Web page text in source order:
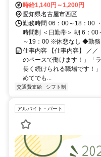
時給1,140円～1,200円
愛知県名古屋市西区
勤務時間 06：00～18：00
時間制 ＜日勤帯＞ 朝 6：
～19：00 ※休憩なし ◆勤務
仕事内容 【仕事内容】 ／
のペースで働けます！」「
長く続けられる職場です！
めてでも...
交通費支給 シフト制
アルバイト・パート